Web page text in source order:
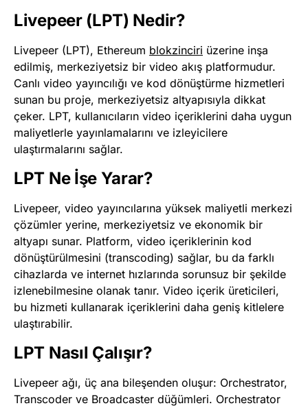
Livepeer (LPT) Nedir?
Livepeer (LPT), Ethereum blokzinciri üzerine inşa
edilmiş, merkeziyetsiz bir video akış platformudur.
Canlı video yayıncılığı ve kod dönüştürme hizmetleri
sunan bu proje, merkeziyetsiz altyapısıyla dikkat
çeker. LPT, kullanıcıların video içeriklerini daha uygun
maliyetlerle yayınlamalarını ve izleyicilere
ulaştırmalarını sağlar.
LPT Ne İşe Yarar?
Livepeer, video yayıncılarına yüksek maliyetli merkezi
çözümler yerine, merkeziyetsiz ve ekonomik bir
altyapı sunar. Platform, video içeriklerinin kod
dönüştürülmesini (transcoding) sağlar, bu da farklı
cihazlarda ve internet hızlarında sorunsuz bir şekilde
izlenebilmesine olanak tanır. Video içerik üreticileri,
bu hizmeti kullanarak içeriklerini daha geniş kitlelere
ulaştırabilir.
LPT Nasıl Çalışır?
Livepeer ağı, üç ana bileşenden oluşur: Orchestrator,
Transcoder ve Broadcaster düğümleri. Orchestrator